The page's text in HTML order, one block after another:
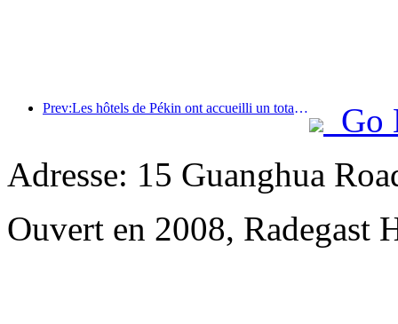
Prev:Les hôtels de Pékin ont accueilli un total de 9,97 millions de touristes en juillet
Go
Adresse: 15 Guanghua
Ouvert en 2008,